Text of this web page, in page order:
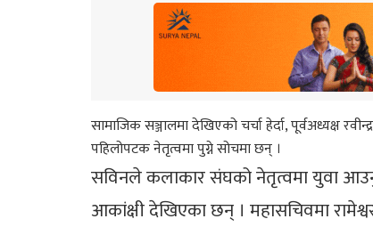
सामाजिक सञ्जालमा देखिएको चर्चा हेर्दा, पूर्वअध्यक्ष
पहिलोपटक नेतृत्वमा पुग्ने सोचमा छन् ।
सविनले कलाकार संघको नेतृत्वमा युवा
आकांक्षी देखिएका छन् । महासचिवमा